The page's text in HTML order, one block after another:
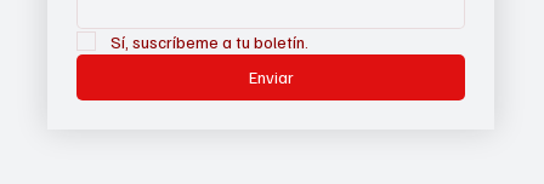
Sí, suscríbeme a tu boletín.
Enviar